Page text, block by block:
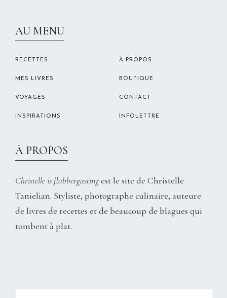
AU MENU
RECETTES
MES LIVRES
VOYAGES
INSPIRATIONS
À PROPOS
BOUTIQUE
CONTACT
INFOLETTRE
À PROPOS
Christelle is flabbergastingest le site de Christelle
Tanielian. Styliste, photographe culinaire, auteure
de livres de recettes et de beaucoup de blagues qui
tombent à plat.